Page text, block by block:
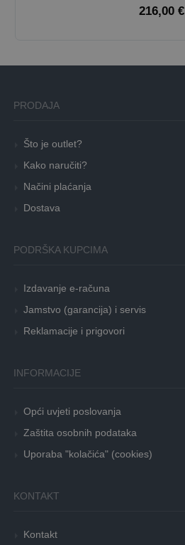
216,00 €
PRODAJA
Što je outlet?
Kako naručiti?
Načini plaćanja
Dostava
PODRŠKA KUPCIMA
Izdavanje e-računa
Jamstvo (garancija) i servis
Reklamacije i prigovori
INFORMACIJE
Opći uvjeti poslovanja
Zaštita osobnih podataka
Uporaba "kolačića" (cookies)
KONTAKT
Kontakt